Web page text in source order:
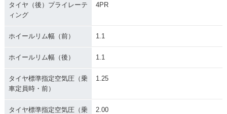
タイヤ（後）プライレーテ
ィング
4PR
ホイールリム幅（前） 1.1
ホイールリム幅（後） 1.1
タイヤ標準指定空気圧（乗
車定員時・前）
1.25
タイヤ標準指定空気圧（乗
2.00